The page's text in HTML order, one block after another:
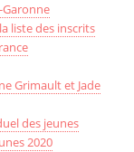
liste des inscrits
Grimault et Jade
des jeunes
2020